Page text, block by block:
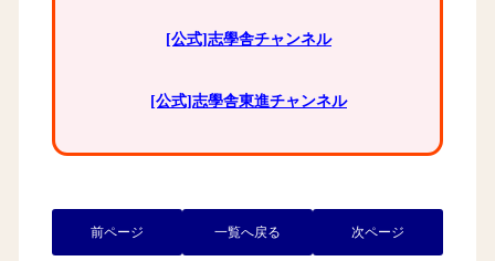
[公式]志學舎チャンネル
[公式]志學舎東進チャンネル
前ページ 一覧へ戻る 次ページ